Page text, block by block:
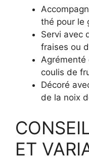
thé pour le
Servi avec
fraises ou
Agrémenté
coulis de
Décoré
de la noix
ET